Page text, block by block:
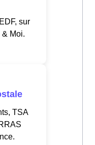
sur
& Moi.
TSA